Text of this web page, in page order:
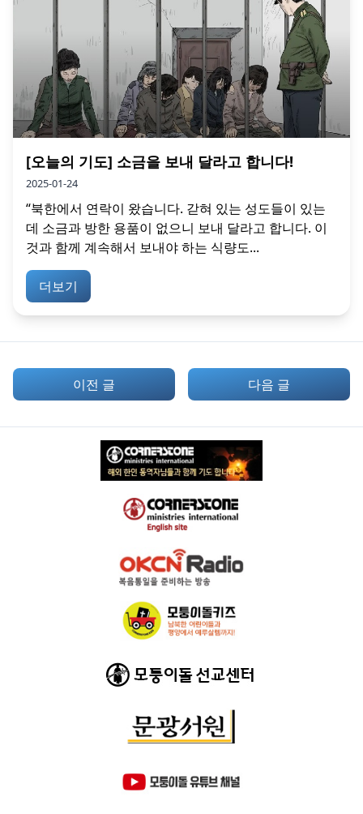
[오늘의 기도] 소금을 보내 달라고 합니다!
2025-01-24
“북한에서 연락이 왔습니다. 갇혀 있는 성도들이 있는
데 소금과 방한 용품이 없으니 보내 달라고 합니다. 이
것과 함께 계속해서 보내야 하는 식량도...
더보기
이전 글 다음 글